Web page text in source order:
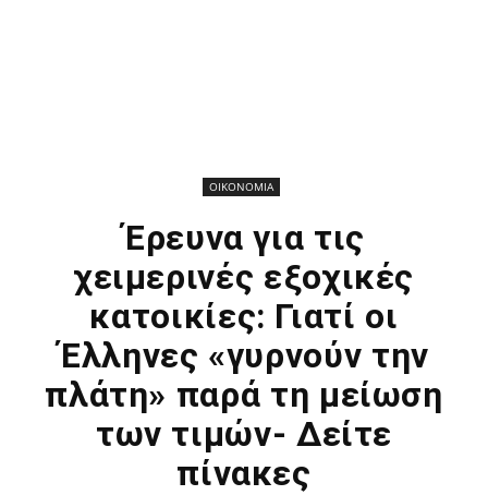
ΟΙΚΟΝΟΜΙΑ
Έρευνα για τις
χειμερινές εξοχικές
κατοικίες: Γιατί οι
Έλληνες «γυρνούν την
πλάτη» παρά τη μείωση
των τιμών- Δείτε
πίνακες